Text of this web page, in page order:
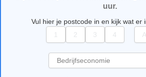
uur.
Vul hier je postcode in en kijk wat er